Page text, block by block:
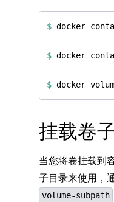
$
$
$
挂载卷
当您将卷挂载到
子目录来使用，
volume-subpath